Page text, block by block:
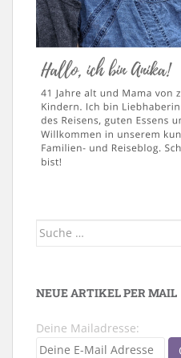
Suche
NEUE ARTIKEL PER MAIL
Deine Mailadresse: